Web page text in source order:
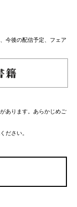
今後の配信予定、フェア
あります。あらかじめご
ださい。